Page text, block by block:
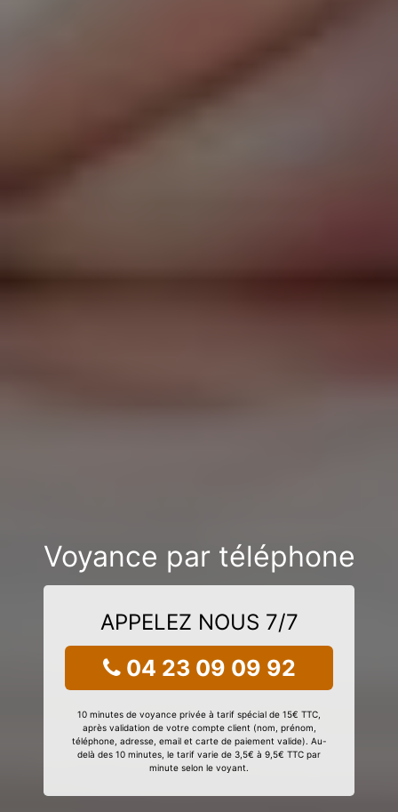
Voyance par téléphone
APPELEZ NOUS 7/7
04 23 09 09 92
10 minutes de voyance privée à tarif spécial de 15€ TTC,
après validation de votre compte client (nom, prénom,
téléphone, adresse, email et carte de paiement valide). Au-
delà des 10 minutes, le tarif varie de 3,5€ à 9,5€ TTC par
minute selon le voyant.